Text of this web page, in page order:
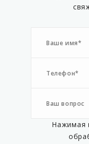
Нажимая